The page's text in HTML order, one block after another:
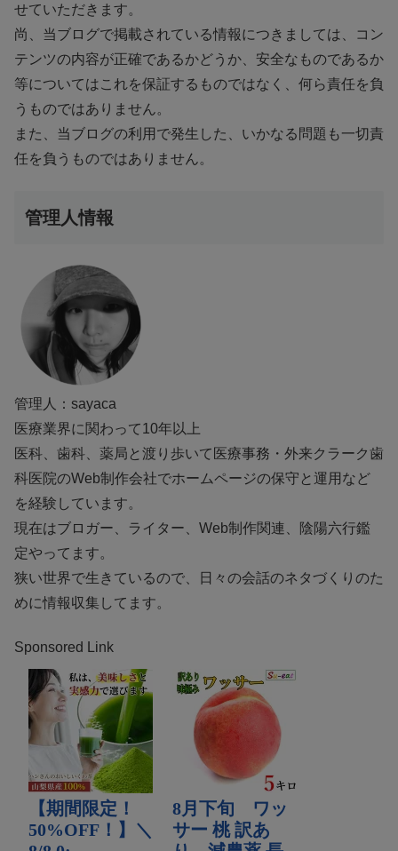
せていただきます。
尚、当ブログで掲載されている情報につきましては、コン
テンツの内容が正確であるかどうか、安全なものであるか
等についてはこれを保証するものではなく、何ら責任を負
うものではありません。
また、当ブログの利用で発生した、いかなる問題も一切責
任を負うものではありません。
管理人情報
管理人：sayaca
医療業界に関わって10年以上
医科、歯科、薬局と渡り歩いて医療事務・外来クラーク歯
科医院のWeb制作会社でホームページの保守と運用など
を経験しています。
現在はブロガー、ライター、Web制作関連、陰陽六行鑑
定やってます。
狭い世界で生きているので、日々の会話のネタづくりのた
めに情報収集してます。
Sponsored Link